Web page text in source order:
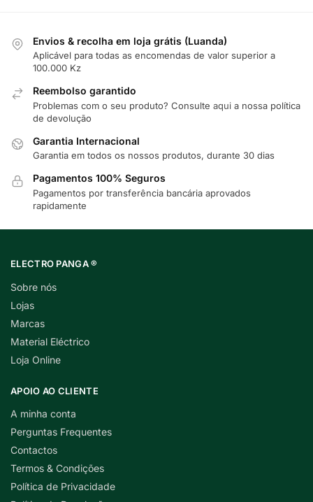
Envios & recolha em loja grátis (Luanda)
Aplicável para todas as encomendas de valor superior a
100.000 Kz
Reembolso garantido
Problemas com o seu produto? Consulte aqui a nossa política
de devolução
Garantia Internacional
Garantia em todos os nossos produtos, durante 30 dias
Pagamentos 100% Seguros
Pagamentos por transferência bancária aprovados
rapidamente
ELECTRO PANGA ®
Sobre nós
Lojas
Marcas
Material Eléctrico
Loja Online
APOIO AO CLIENTE
A minha conta
Perguntas Frequentes
Contactos
Termos & Condições
Política de Privacidade